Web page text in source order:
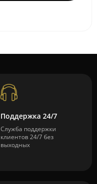
Поддержка 24/7
Служба поддержки
клиентов 24/7 без
выходных